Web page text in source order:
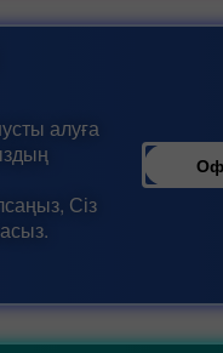
алуға
Сіз